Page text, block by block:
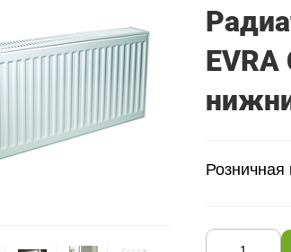
Розничная